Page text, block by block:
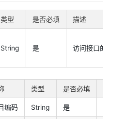
类型 是否必填 描述
String 是 访问接口的权限
类型 是否必填
编码 String 是